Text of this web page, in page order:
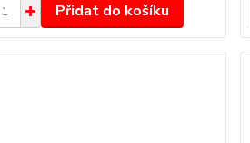
Přidat do košíku